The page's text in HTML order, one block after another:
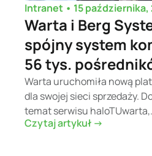
Intranet • 15
Warta i Berg
spójny system
56 tys.
Warta uruchomiła nową
dla swojej sieci sprzedaży.
temat serwisu
Czytaj artykuł ->